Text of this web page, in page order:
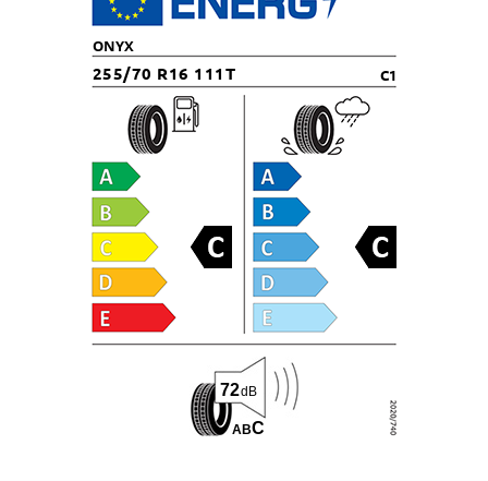
ONYX
255/70 R16 111T C1
ABC
72dB